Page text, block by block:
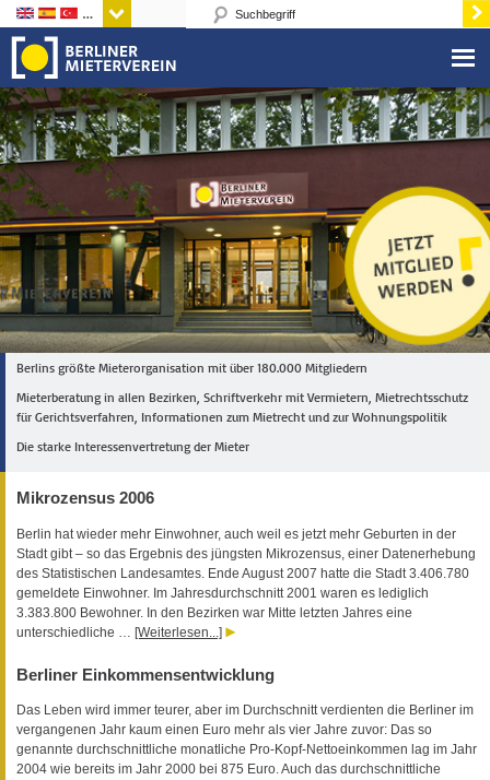
Sprachen
Berlins größte Mieterorganisation mit über 180.000 Mitgliedern
Mieterberatung in allen Bezirken, Schriftverkehr mit Vermietern, Mietrechtsschutz
für Gerichtsverfahren, Informationen zum Mietrecht und zur Wohnungspolitik
Die starke Interessenvertretung der Mieter
Mikrozensus 2006
Berlin hat wieder mehr Einwohner, auch weil es jetzt mehr Geburten in der
Stadt gibt – so das Ergebnis des jüngsten Mikrozensus, einer Datenerhebung
des Statistischen Landesamtes. Ende August 2007 hatte die Stadt 3.406.780
gemeldete Einwohner. Im Jahresdurchschnitt 2001 waren es lediglich
3.383.800 Bewohner. In den Bezirken war Mitte letzten Jahres eine
unterschiedliche … [Weiterlesen...]
Berliner Einkommensentwicklung
Das Leben wird immer teurer, aber im Durchschnitt verdienten die Berliner im
vergangenen Jahr kaum einen Euro mehr als vier Jahre zuvor: Das so
genannte durchschnittliche monatliche Pro-Kopf-Nettoeinkommen lag im Jahr
2004 wie bereits im Jahr 2000 bei 875 Euro. Auch das durchschnittliche